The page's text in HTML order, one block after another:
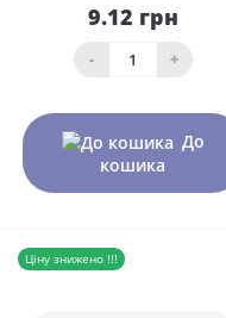
9.12 грн
- +
До
кошика
Ціну знижено !!!